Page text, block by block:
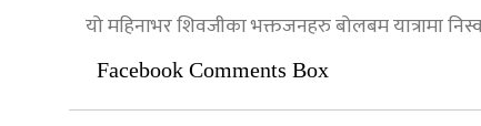
यो महिनाभर शिवजीका भक्तजनहरु बोलबम यात्रामा
Facebook Comments Box